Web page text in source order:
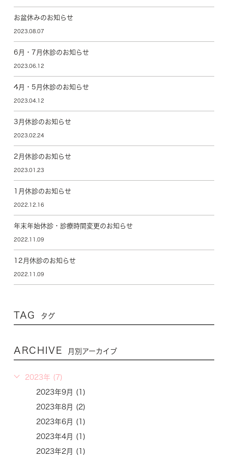
お盆休みのお知らせ
2023.08.07
6月・7月休診のお知らせ
2023.06.12
4月・5月休診のお知らせ
2023.04.12
3月休診のお知らせ
2023.02.24
2月休診のお知らせ
2023.01.23
1月休診のお知らせ
2022.12.16
年末年始休診・診療時間変更のお知らせ
2022.11.09
12月休診のお知らせ
2022.11.09
TAG タグ
ARCHIVE 月別アーカイブ
2023年 (7)
2023年9月 (1)
2023年8月 (2)
2023年6月 (1)
2023年4月 (1)
2023年2月 (1)